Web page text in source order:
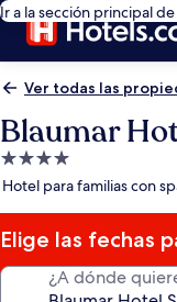
Ir a la sección principal
Ver todas las
Blaumar
Propiedad
de
estrellas
Hotel para familias con
Elige las fechas
¿A dónde